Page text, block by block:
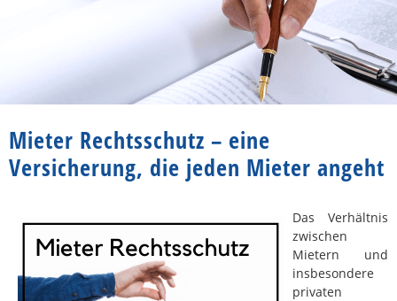
Mieter Rechtsschutz – eine
Versicherung, die jeden Mieter angeht
Das Verhältnis
zwischen
Mietern und
insbesondere
privaten